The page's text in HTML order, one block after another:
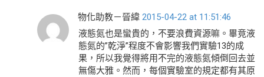
物化助教－晉緯 2015-04-22 at 11:51:46
液態氮也是蠻貴的，不要浪費資源嘛。畢竟液
態氮的”乾淨”程度不會影響我們實驗13的成
果，所以我覺得將用不完的液態氮傾倒回去並
無傷大雅。然而，每個實驗室的規定都有其原